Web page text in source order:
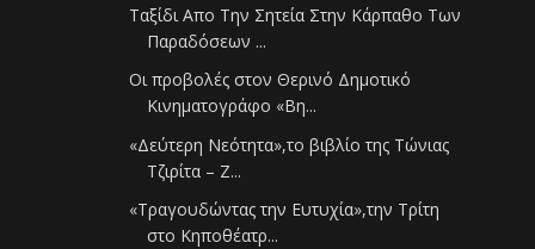
Ταξίδι Απο Την Σητεία Στην Κάρπαθο Των
Παραδόσεων ...
Οι προβολές στον Θερινό Δημοτικό
Κινηματογράφο «Βη...
«Δεύτερη Νεότητα»,το βιβλίο της Τώνιας
Τζιρίτα – Ζ...
«Τραγουδώντας την Ευτυχία»,την Τρίτη
στο Κηποθέατρ...